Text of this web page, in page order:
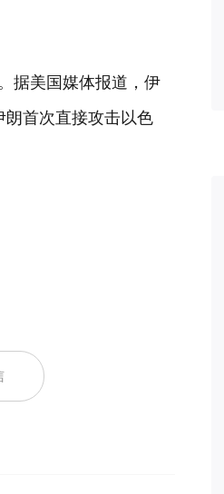
据美国媒体报道，伊
朗首次直接攻击以色